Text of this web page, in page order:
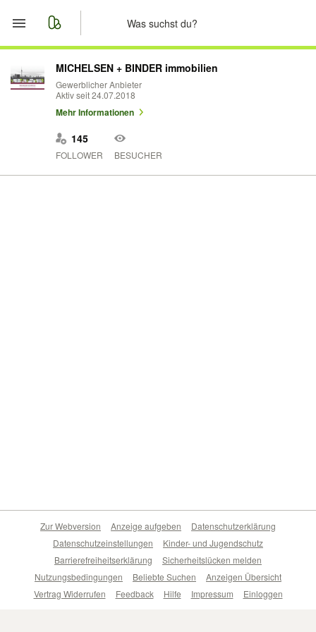
Start
Merkliste
Nachrichten
MICHELSEN + BINDER immobilien
Gewerblicher Anbieter
Aktiv seit 24.07.2018
Mehr Informationen
145
FOLLOWER BESUCHER
Zur Webversion Anzeige aufgeben
Datenschutzerklärung
Datenschutzeinstellungen
Kinder- und Jugendschutz
Barrierefreiheitserklärung
Sicherheitslücken melden
Nutzungsbedingungen
Beliebte Suchen
Anzeigen Übersicht
Vertrag Widerrufen
Feedback Hilfe Impressum Einloggen